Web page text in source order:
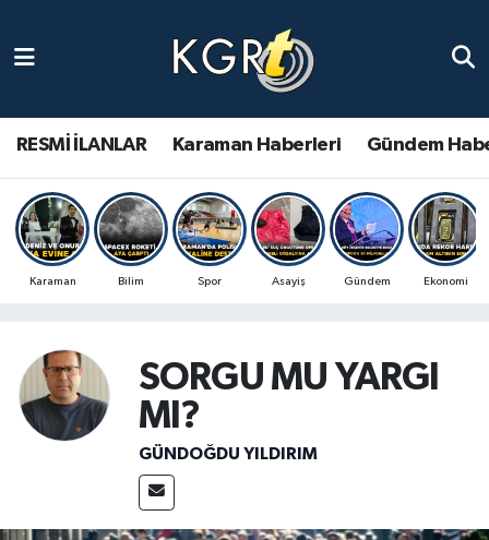
RESMİ İLANLAR Karaman Haberleri Gündem
Karaman Bilim Spor Asayiş Gündem Ekonomi
SORGU MU YARGI
MI?
GÜNDOĞDU YILDIRIM
Gündem Haberleri
Güncel Haberler
Spor Haberleri
Ulusal Haberler
Vefat Edenler